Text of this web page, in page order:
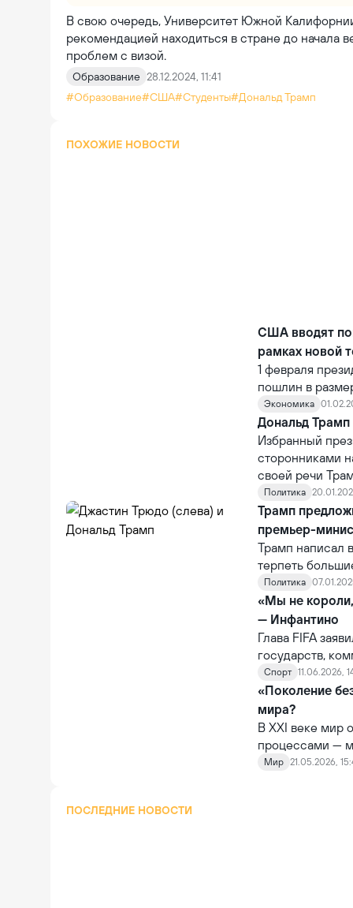
В свою очередь, Университет Южной
рекомендацией находиться в стране до начала
проблем с визой.
Образование 28.12.2024, 11:41
#Образование#США#Студенты#Дональд Трамп
ПОХОЖИЕ НОВОСТИ
США вводят
рамках новой
1 февраля
пошлин в
товары из
Кэролайн
Экономика
Дональд Трамп
Избранный
сторонниками
своей речи
же день
изменят ход
Политика
Трамп
премьер-
Трамп написал
терпеть
необходимы
51-м штатом
отставку.
Политика
«Мы не
— Инфантино
Глава FIFA
государств,
которому было
не обладает
национальных
Спорт 11.06.2026,
«Поколение
мира?
В XXI веке мир
процессами —
эти две
Мир 21.05.2026,
ПОСЛЕДНИЕ НОВОСТИ